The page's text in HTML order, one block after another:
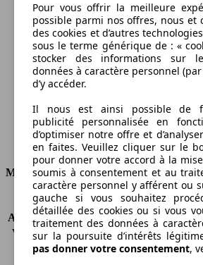
Diesel
Carburant
144 g/km
Émissions de CO2 (combinées)*
Moteur et Puissance
KW (CH)
88 kW (120
Accélération (0-100 km/h) 13.0s
Vitesse maximale (km/h) 164 km/h
Nombre de vitesses
6
Pour vous offrir la meilleure
possible parmi nos offres, nous et
des cookies et d’autres
sous le terme générique de : «
stocker des informations sur
données à caractère personnel
d’y accéder.
Il nous est ainsi possible de
publicité personnalisée en
d’optimiser notre offre et
en faites. Veuillez cliquer sur le
pour donner votre accord à la
soumis à consentement et au
caractère personnel y afférent ou
gauche si vous souhaitez
détaillée des cookies ou si vous
traitement des données à
sur la poursuite d’intérêts
pas donner votre consentement,